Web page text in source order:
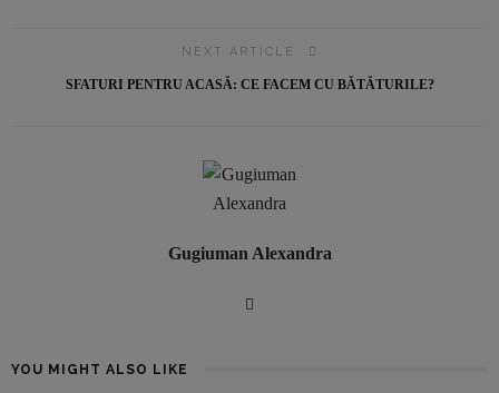
NEXT ARTICLE
SFATURI PENTRU ACASĂ: CE FACEM CU BĂTĂTURILE?
Gugiuman Alexandra
YOU MIGHT ALSO LIKE